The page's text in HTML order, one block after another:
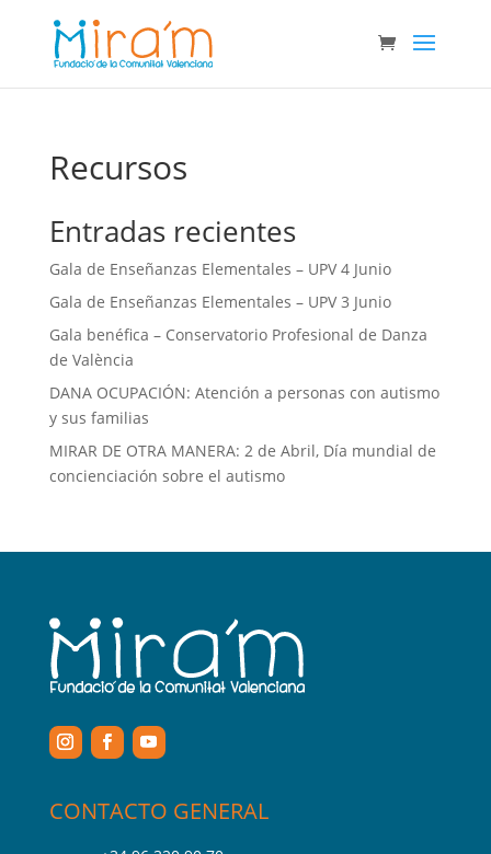
Recursos
Entradas recientes
Gala de Enseñanzas Elementales – UPV 4 Junio
Gala de Enseñanzas Elementales – UPV 3 Junio
Gala benéfica – Conservatorio Profesional de Danza
de València
DANA OCUPACIÓN: Atención a personas con autismo
y sus familias
MIRAR DE OTRA MANERA: 2 de Abril, Día mundial de
concienciación sobre el autismo
CONTACTO GENERAL